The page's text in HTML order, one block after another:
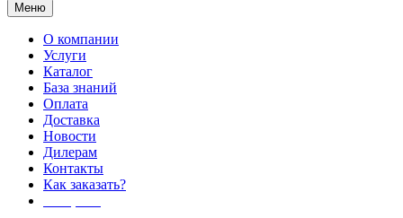
Меню
О компании
Услуги
Каталог
База знаний
Оплата
Доставка
Новости
Дилерам
Контакты
Как заказать?